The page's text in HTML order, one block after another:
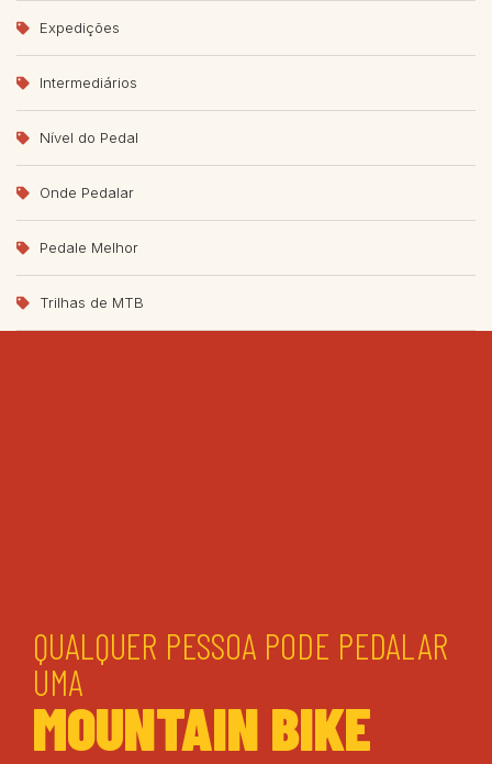
Expedições
Intermediários
Nível do Pedal
Onde Pedalar
Pedale Melhor
Trilhas de MTB
QUALQUER PESSOA PODE PEDALAR
UMA
MOUNTAIN BIKE